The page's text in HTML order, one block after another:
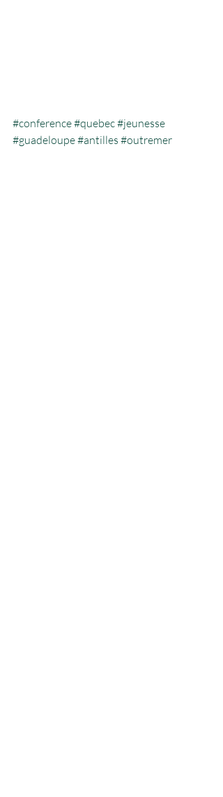
#conference#quebec#jeunesse
#guadeloupe#antilles #outremer